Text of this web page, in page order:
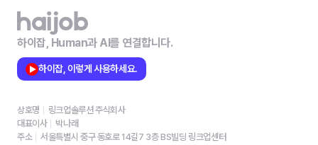
하이잡, Human과 AI를 연결합니다.
하이잡, 이렇게 사용하세요.
상호명
링크업솔루션 주식회사
대표이사
박나래
주소
서울특별시 중구 동호로 14길7 3층 BS빌딩 링크업센터